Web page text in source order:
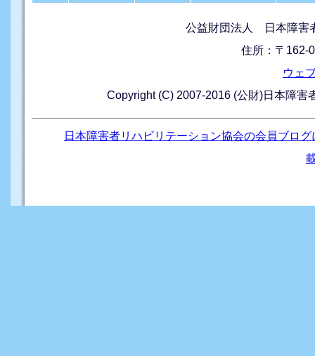
公益財団法人 日本障害
住所：〒162-
ウェ
Copyright (C) 2007-2016 (公財)日本障
日本障害者リハビリテーション協会の会員ブロ